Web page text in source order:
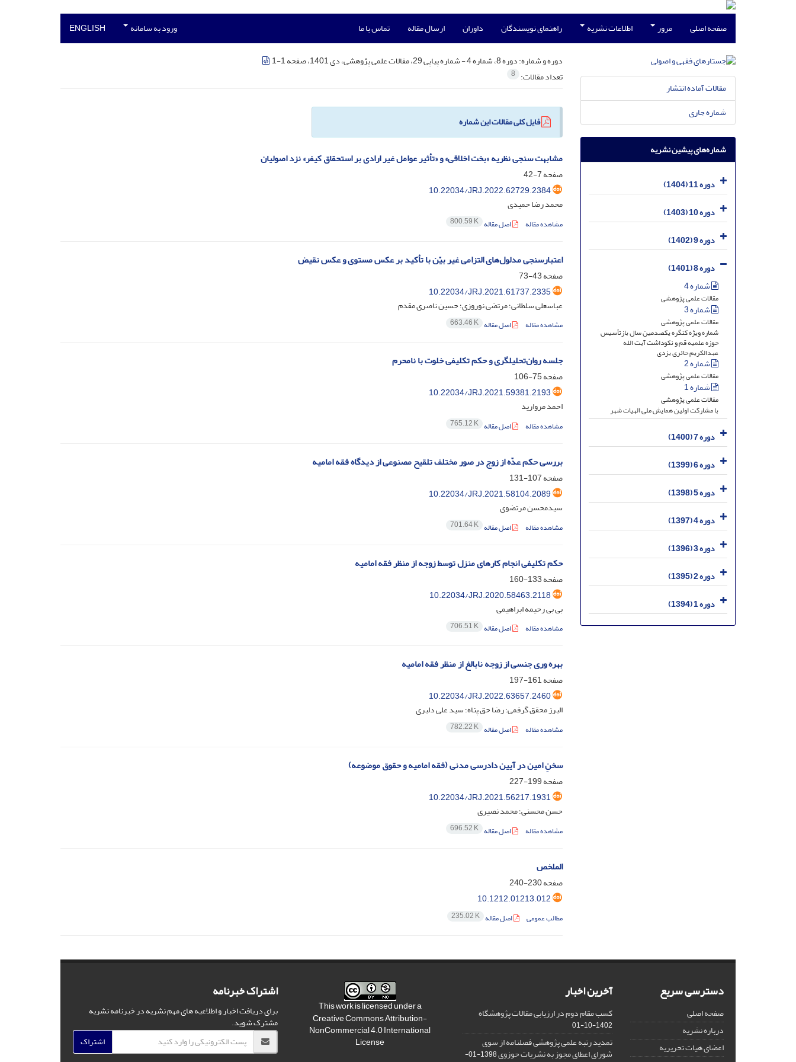
صفحه اصلی مرور اطلاعات نشریه راهنمای نویسندگان داوران ارسال مقاله تماس با ما ورود به سامانه ENGLISH
دوره و شماره:دوره 8، شماره 4 - شماره پیاپی 29، مقالات علمی پژوهشی، دی 1401، صفحه 1-1
تعداد مقالات: 8
فایل کلی مقالات این شماره
مشابهت سنجی نظریه «بخت اخلاقی» و «تأثیر عوامل غیر ارادی بر استحقاق کیفر» نزد اصولیان
صفحه7-42
10.22034/JRJ.2022.62729.2384
محمد رضا حمیدی
مشاهده مقاله اصل مقاله 800.59 K
اعتبارسنجی مدلول‌های التزامی غیر بیّن با تأکید بر عکس مستوی و عکس نقیض
صفحه43-73
10.22034/JRJ.2021.61737.2335
عباسعلی سلطانی؛ مرتضی نوروزی؛ حسین ناصری مقدم
مشاهده مقاله اصل مقاله 663.46 K
جلسه روان‌تحلیلگری و حکم تکلیفی خلوت با نامحرم
صفحه75-106
10.22034/JRJ.2021.59381.2193
احمد مروارید
مشاهده مقاله اصل مقاله 765.12 K
بررسی حکم عدّه از زوج در صور مختلف تلقیح مصنوعی از دیدگاه فقه امامیه
صفحه107-131
10.22034/JRJ.2021.58104.2089
سیدمحسن مرتضوی
مشاهده مقاله اصل مقاله 701.64 K
حکم تکلیفی انجام کارهای منزل توسط زوجه از منظر فقه امامیه
صفحه133-160
10.22034/JRJ.2020.58463.2118
بی بی رحیمه ابراهیمی
مشاهده مقاله اصل مقاله 706.51 K
بهره وری جنسی از زوجه نابالغ از منظر فقه امامیه
صفحه161-197
10.22034/JRJ.2022.63657.2460
البرز محقق گرفمی؛ رضا حق پناه؛ سید علی دلبری
مشاهده مقاله اصل مقاله 782.22 K
سخنِ امین در آیین دادرسی مدنی (فقه امامیه و حقوق موضوعه)
صفحه199-227
10.22034/JRJ.2021.56217.1931
حسن محسنی؛ محمد نصیری
مشاهده مقاله اصل مقاله 696.52 K
الملخص
صفحه230-240
10.1212.01213.012
مطالب عمومی اصل مقاله 235.02 K
مقالات آماده انتشار
شماره جاری
شماره‌های پیشین نشریه
دوره 11 (1404)
دوره 10 (1403)
دوره 9 (1402)
دوره 8 (1401)
شماره 4
مقالات علمی پژوهشی
شماره 3
مقالات علمی پژوهشی
شماره ویژه کنگره یکصدمین سال بازتأسیس
حوزه علمیه قم و نکوداشت آیت الله
عبدالکریم حائری یزدی
شماره 2
مقالات علمی پژوهشی
شماره 1
مقالات علمی پژوهشی
با مشارکت اولین همایش ملی الهیات شهر
دوره 7 (1400)
دوره 6 (1399)
دوره 5 (1398)
دوره 4 (1397)
دوره 3 (1396)
دوره 2 (1395)
دوره 1 (1394)
دسترسی سریع
صفحه اصلی
درباره نشریه
اعضای هیات تحریریه
آخرین اخبار
کسب مقام دوم در ارزیابی مقالات پژوهشگاه
1402-10-01
تمدید رتبه علمی پژوهشی فصلنامه از سوی
شورای اعطای مجوز به نشریات حوزوی
1398-01-
This work is licensed under a
Creative Commons Attribution-
NonCommercial 4.0 International
License
اشتراک خبرنامه
برای دریافت اخبار و اطلاعیه های مهم نشریه در خبرنامه نشریه
مشترک شوید.
اشتراک